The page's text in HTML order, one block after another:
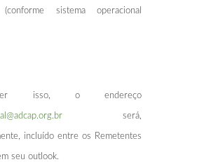
sistema operacional
isso, o endereço
será,
incluído entre os Remetentes
seu outlook.